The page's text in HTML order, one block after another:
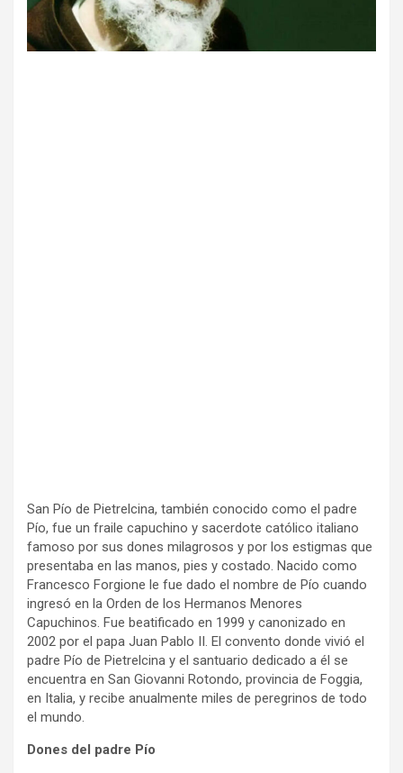
San Pío de Pietrelcina, también conocido como el padre
Pío, fue un fraile capuchino y sacerdote católico italiano
famoso por sus dones milagrosos y por los estigmas que
presentaba en las manos, pies y costado. Nacido como
Francesco Forgione le fue dado el nombre de Pío cuando
ingresó en la Orden de los Hermanos Menores
Capuchinos. Fue beatificado en 1999 y canonizado en
2002 por el papa Juan Pablo II. El convento donde vivió el
padre Pío de Pietrelcina y el santuario dedicado a él se
encuentra en San Giovanni Rotondo, provincia de Foggia,
en Italia, y recibe anualmente miles de peregrinos de todo
el mundo.
Dones del padre Pío